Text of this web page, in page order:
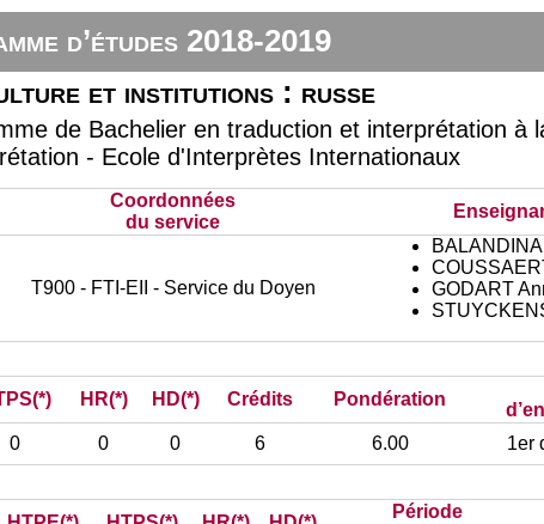
d’études 2018-2019
et institutions : russe
de Bachelier en traduction et interprétation à
- Ecole d'Interprètes Internationaux
Coordonnées
du service
T900 - FTI-EII - Service du Doyen
GODART
HR(*) HD(*) Crédits Pondération
0 0 0 6 6.00 1er
Période